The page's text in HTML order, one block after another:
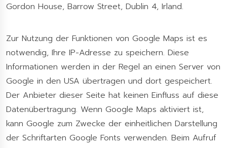
Gordon House, Barrow Street, Dublin 4, Irland.
Zur Nutzung der Funktionen von Google Maps ist es
notwendig, Ihre IP-Adresse zu speichern. Diese
Informationen werden in der Regel an einen Server von
Google in den USA übertragen und dort gespeichert.
Der Anbieter dieser Seite hat keinen Einfluss auf diese
Datenübertragung. Wenn Google Maps aktiviert ist,
kann Google zum Zwecke der einheitlichen Darstellung
der Schriftarten Google Fonts verwenden. Beim Aufruf